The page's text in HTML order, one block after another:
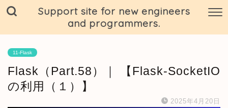
Support site for new engineers
and programmers.
11-Flask
Flask（Part.58）｜ 【Flask-SocketIO
の利用（１）】
2025年4月20日